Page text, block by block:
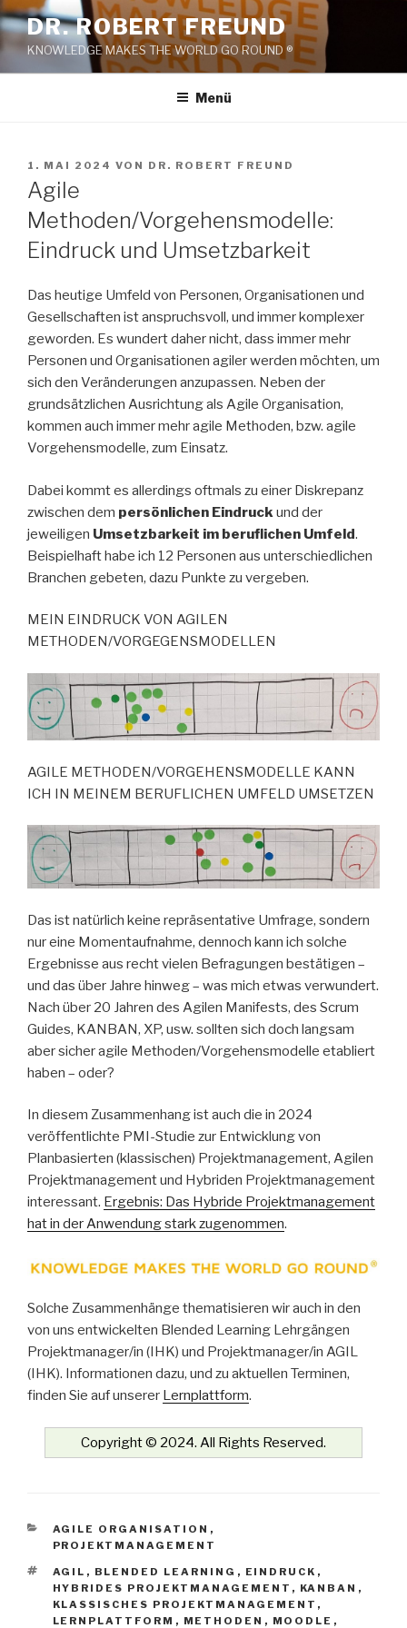
Zum
Inhalt
springen
DR. ROBERT FREUND
KNOWLEDGE MAKES THE WORLD GO ROUND ®
Menü
VERÖFFENTLICHT
AM
1. MAI 2024 VON DR. ROBERT FREUND
Agile
Methoden/Vorgehensmodelle:
Eindruck und Umsetzbarkeit
Das heutige Umfeld von Personen, Organisationen und
Gesellschaften ist anspruchsvoll, und immer komplexer
geworden. Es wundert daher nicht, dass immer mehr
Personen und Organisationen agiler werden möchten, um
sich den Veränderungen anzupassen. Neben der
grundsätzlichen Ausrichtung als Agile Organisation,
kommen auch immer mehr agile Methoden, bzw. agile
Vorgehensmodelle, zum Einsatz.
Dabei kommt es allerdings oftmals zu einer Diskrepanz
zwischen dem persönlichen Eindruckund der
jeweiligen Umsetzbarkeit im beruflichen Umfeld.
Beispielhaft habe ich 12 Personen aus unterschiedlichen
Branchen gebeten, dazu Punkte zu vergeben.
MEIN EINDRUCK VON AGILEN
METHODEN/VORGEGENSMODELLEN
AGILE METHODEN/VORGEHENSMODELLE KANN
ICH IN MEINEM BERUFLICHEN UMFELD UMSETZEN
Das ist natürlich keine repräsentative Umfrage, sondern
nur eine Momentaufnahme, dennoch kann ich solche
Ergebnisse aus recht vielen Befragungen bestätigen –
und das über Jahre hinweg – was mich etwas verwundert.
Nach über 20 Jahren des Agilen Manifests, des Scrum
Guides, KANBAN, XP, usw. sollten sich doch langsam
aber sicher agile Methoden/Vorgehensmodelle etabliert
haben – oder?
In diesem Zusammenhang ist auch die in 2024
veröffentlichte PMI-Studie zur Entwicklung von
Planbasierten (klassischen) Projektmanagement, Agilen
Projektmanagement und Hybriden Projektmanagement
interessant. Ergebnis: Das Hybride Projektmanagement
hat in der Anwendung stark zugenommen.
Solche Zusammenhänge thematisieren wir auch in den
von uns entwickelten Blended Learning Lehrgängen
Projektmanager/in (IHK) und Projektmanager/in AGIL
(IHK). Informationen dazu, und zu aktuellen Terminen,
finden Sie auf unserer Lernplattform.
Copyright © 2024. All Rights Reserved.
KATEGORIEN
AGILE ORGANISATION ,
PROJEKTMANAGEMENT
SCHLAGWÖRTER
AGIL , BLENDED LEARNING , EINDRUCK ,
HYBRIDES PROJEKTMANAGEMENT , KANBAN ,
KLASSISCHES PROJEKTMANAGEMENT ,
LERNPLATTFORM , METHODEN , MOODLE ,